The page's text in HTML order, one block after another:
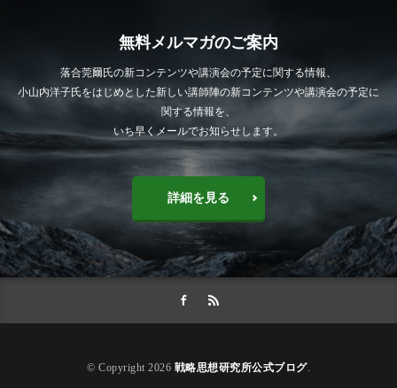
無料メルマガのご案内
落合莞爾氏の新コンテンツや講演会の予定に関する情報、
小山内洋子氏をはじめとした新しい講師陣の新コンテンツや講演会の予定に
関する情報を、
いち早くメールでお知らせします。
詳細を見る
© Copyright 2026 戦略思想研究所公式ブログ.